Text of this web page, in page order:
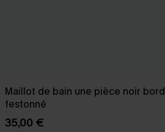
Maillot de bain une pièce noir bord
festonné
35,00 €